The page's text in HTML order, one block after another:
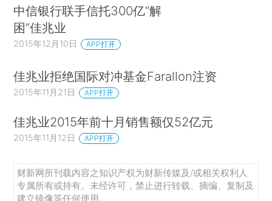
中信银行联手信托300亿“解
困”佳兆业
2015年12月10日 APP打开
佳兆业拒绝国际对冲基金Farallon注资
2015年11月21日 APP打开
佳兆业2015年前十月销售额仅52亿元
2015年11月12日 APP打开
财新网所刊载内容之知识产权为财新传媒及/或相关权利人
专属所有或持有。未经许可，禁止进行转载、摘编、复制及
建立镜像等任何使用。